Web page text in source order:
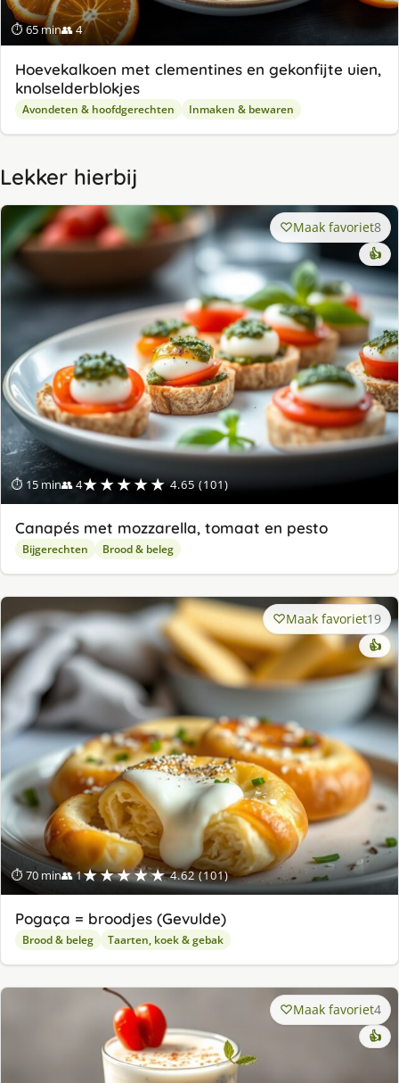
⏱ 65 min👥 4
Hoevekalkoen met clementines en gekonfijte uien,
knolselderblokjes
Avondeten & hoofdgerechten Inmaken & bewaren
Lekker hierbij
⏱ 15 min👥 4★★★★★ 4.65 (101)
Maak favoriet8
👍
Canapés met mozzarella, tomaat en pesto
Bijgerechten Brood & beleg
⏱ 70 min👥 1★★★★★ 4.62 (101)
Maak favoriet19
👍
Pogaça = broodjes (Gevulde)
Brood & beleg Taarten, koek & gebak
Maak favoriet4
👍